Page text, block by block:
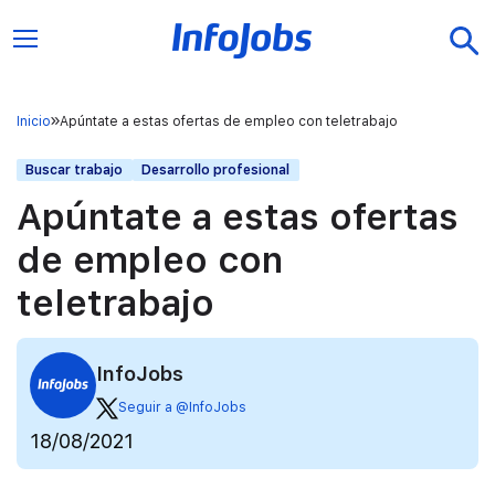
Inicio Apúntate a estas ofertas de empleo con teletrabajo
Buscar trabajo Desarrollo profesional
Apúntate a estas ofertas
de empleo con
teletrabajo
InfoJobs
Seguir a @InfoJobs
18/08/2021